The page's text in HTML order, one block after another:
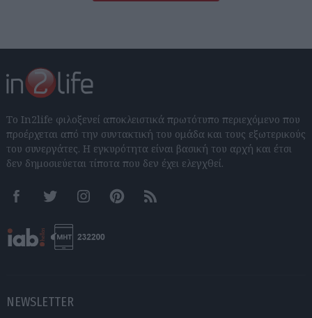
Το In2life φιλοξενεί αποκλειστικά πρωτότυπο περιεχόμενο που
προέρχεται από την συντακτική του ομάδα και τους εξωτερικούς
του συνεργάτες. Η εγκυρότητα είναι βασική του αρχή και έτσι
δεν δημοσιεύεται τίποτα που δεν έχει ελεγχθεί.
FacebookTwitter InstagramPinterestRSS feeds
NEWSLETTER